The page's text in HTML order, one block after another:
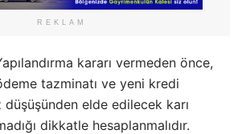
REKLAM
kararı vermeden önce,
tazminatı ve yeni kredi
düşüşünden elde edilecek karı
dikkatle hesaplanmalıdır.